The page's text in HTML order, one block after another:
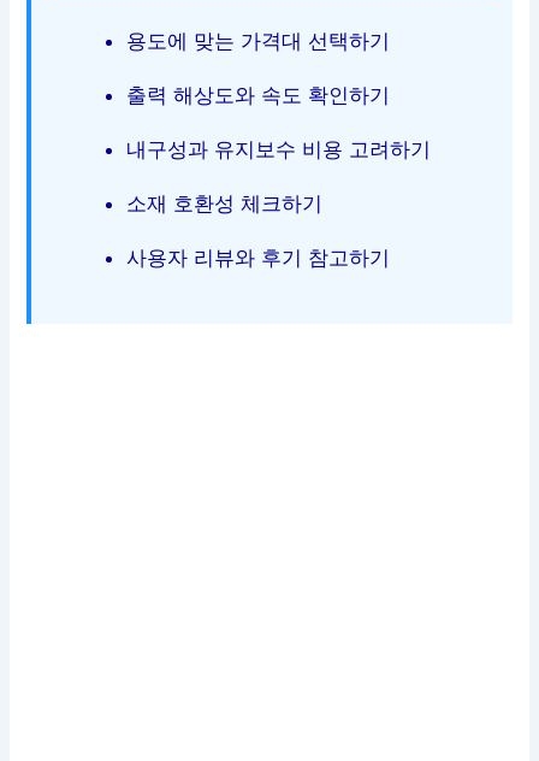
용도에 맞는 가격대 선택하기
출력 해상도와 속도 확인하기
내구성과 유지보수 비용 고려하기
소재 호환성 체크하기
사용자 리뷰와 후기 참고하기